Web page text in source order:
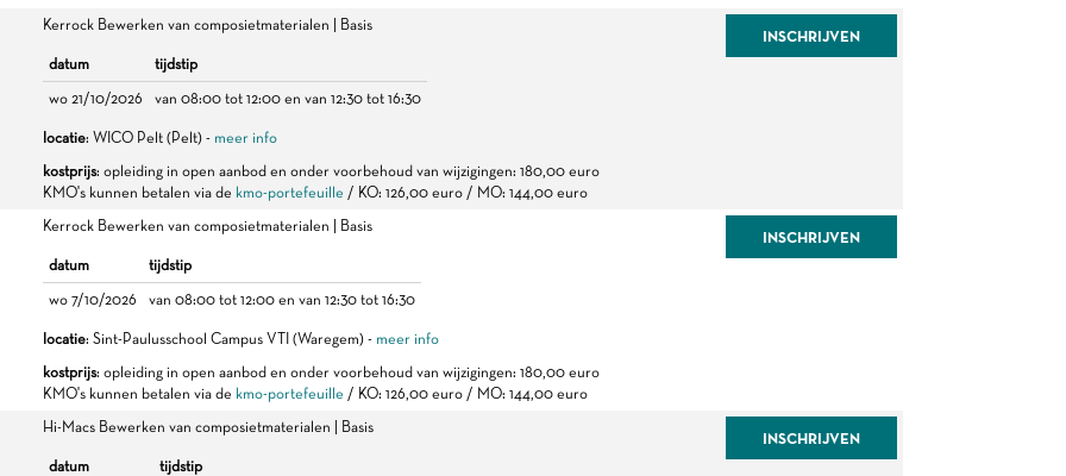
Kerrock Bewerken van composietmaterialen | Basis
INSCHRIJVEN
datum
tijdstip
wo 21/10/2026
van 08:00 tot 12:00 en van 12:30 tot 16:30
locatie: WICO Pelt (Pelt) - meer info
kostprijs: opleiding in open aanbod en onder voorbehoud van wijzigingen: 180,00 euro
KMO's kunnen betalen via de kmo-portefeuille / KO: 126,00 euro / MO: 144,00 euro
Kerrock Bewerken van composietmaterialen | Basis
INSCHRIJVEN
datum
tijdstip
wo 7/10/2026
van 08:00 tot 12:00 en van 12:30 tot 16:30
locatie: Sint-Paulusschool Campus VTI (Waregem) - meer info
kostprijs: opleiding in open aanbod en onder voorbehoud van wijzigingen: 180,00 euro
KMO's kunnen betalen via de kmo-portefeuille / KO: 126,00 euro / MO: 144,00 euro
Hi-Macs Bewerken van composietmaterialen | Basis
INSCHRIJVEN
datum
tijdstip